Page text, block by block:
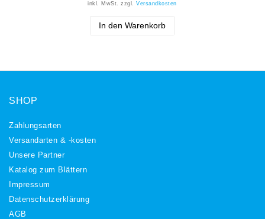
inkl. MwSt. zzgl.Versandkosten
In den Warenkorb
SHOP
Zahlungsarten
Versandarten & -kosten
Unsere Partner
Katalog zum Blättern
Impressum
Daten­schutz­erklärung
AGB